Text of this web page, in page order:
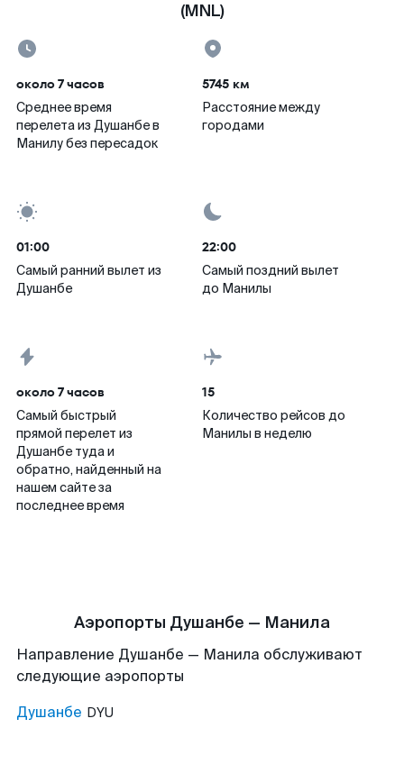
(MNL)
около 7 часов
Среднее время
перелета из Душанбе в
Манилу без пересадок
5745 км
Расстояние между
городами
01:00
Самый ранний вылет из
Душанбе
22:00
Самый поздний вылет
до Манилы
около 7 часов
Самый быстрый
прямой перелет из
Душанбе туда и
обратно, найденный на
нашем сайте за
последнее время
15
Количество рейсов до
Манилы в неделю
Аэропорты Душанбе — Манила
Направление Душанбе — Манила обслуживают
следующие аэропорты
Душанбе DYU